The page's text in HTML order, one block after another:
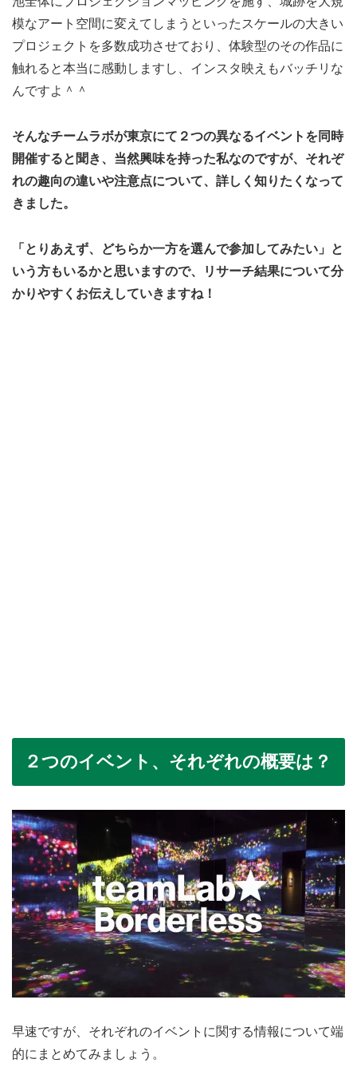
模なアート空間に変えてしまうといったスケールの大きい
プロジェクトを多数成功させており、体験型のその作品に
触れると本当に感動しますし、インスタ映えもバッチリな
んですよ＾＾
そんなチームラボが東京にて２つの異なるイベントを同時
開催すると聞き、当然興味を持った私なのですが、それぞ
れの趣向の違いや注意点について、詳しく知りたくなって
きました。
「とりあえず、どちらか一方を選んで参加してみたい」と
いう方もいるかと思いますので、リサーチ結果について分
かりやすくお伝えしていきますね！
２つのイベント、それぞれの概要は？
早速ですが、それぞれのイベントに関する情報について端
的にまとめてみましょう。